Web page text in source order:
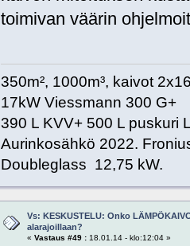
toimivan väärin
350m², 1000m³, kaivot
17kW Viessmann 300 G+
390 L KVV+ 500 L puskuri
Aurinkosähkö 2022.
Doubleglass 12,75 kW.
Vs: KESKUSTELU: Onko
alarajoillaan?
« Vastaus #49 :18.01.14 - klo:12:04 »